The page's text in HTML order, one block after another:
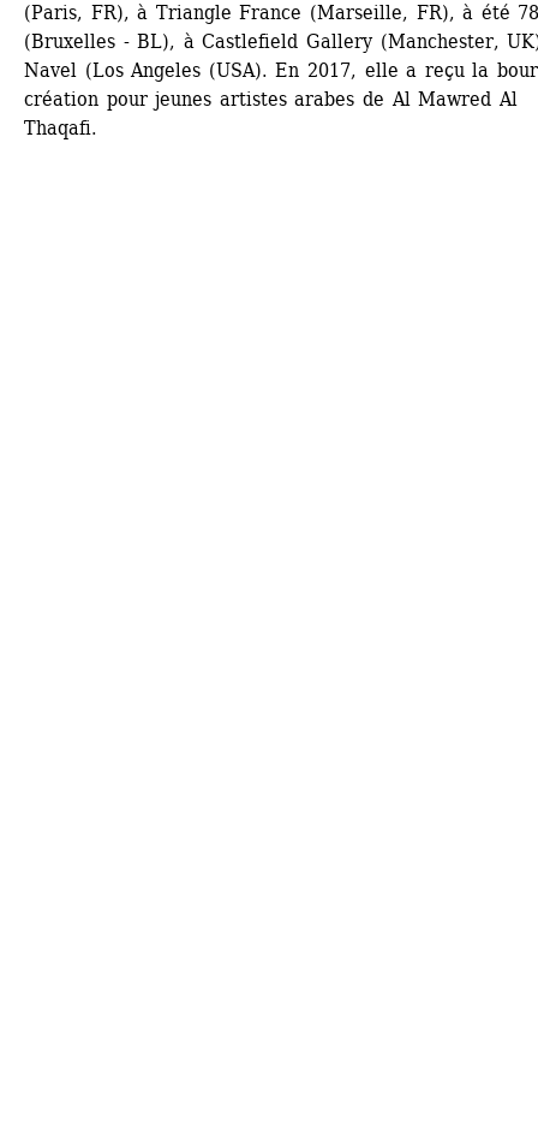
(Paris, FR), à Triangle France (Marseille, FR), à été
(Bruxelles - BL), à Castlefield Gallery (Manchester,
Navel (Los Angeles (USA). En 2017, elle a reçu la
création pour jeunes artistes arabes de Al Mawred Al
Thaqafi.